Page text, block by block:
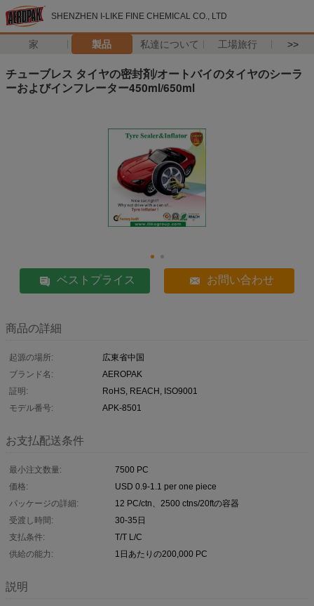
SHENZHEN I-LIKE FINE CHEMICAL CO., LTD
家 製品 私達について 工場旅行 >>
チューブレス タイヤの密封剤/オートバイのタイヤのシーラ
ーおよびインフレーター450ml/650ml
ベストプライス お問い合わせ
商品の詳細
起源の場所:
広東省中国
ブランド名:
AEROPAK
証明:
RoHS, REACH, ISO9001
モデル番号:
APK-8501
お支払配送条件
最小注文数量:
7500 PC
価格:
USD 0.9-1.1 per one piece
パッケージの詳細:
12 PC/ctn、2500 ctns/20ftの容器
受渡し時間:
30-35日
支払条件:
T/T L/C
供給の能力:
1日あたりの200,000 PC
説明